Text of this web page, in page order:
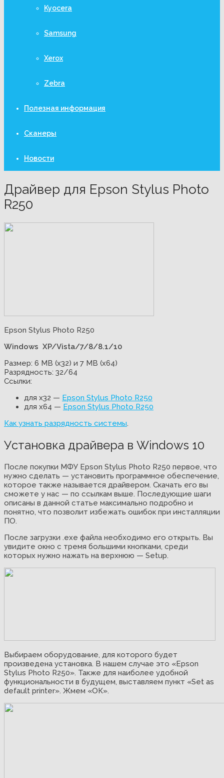
Kyocera
Samsung
Xerox
Zebra
Полезная информация
Сканеры
Новости
Драйвер для Epson Stylus Photo
R250
Epson Stylus Photo R250
Windows XP/Vista/7/8/8.1/10
Размер: 6 MB (x32) и 7 MB (x64)
Разрядность: 32/64
Ссылки:
для x32 — Epson Stylus Photo R250
для x64 — Epson Stylus Photo R250
Как узнать разрядность системы.
Установка драйвера в Windows 10
После покупки МФУ Epson Stylus Photo R250 первое, что
нужно сделать — установить программное обеспечение,
которое также называется драйвером. Скачать его вы
сможете у нас — по ссылкам выше. Последующие шаги
описаны в данной статье максимально подробно и
понятно, что позволит избежать ошибок при инсталляции
ПО.
После загрузки .exe файла необходимо его открыть. Вы
увидите окно с тремя большими кнопками, среди
которых нужно нажать на верхнюю — Setup.
Выбираем оборудование, для которого будет
произведена установка. В нашем случае это «Epson
Stylus Photo R250». Также для наиболее удобной
функциональности в будущем, выставляем пункт «Set as
default printer». Жмем «ОК».